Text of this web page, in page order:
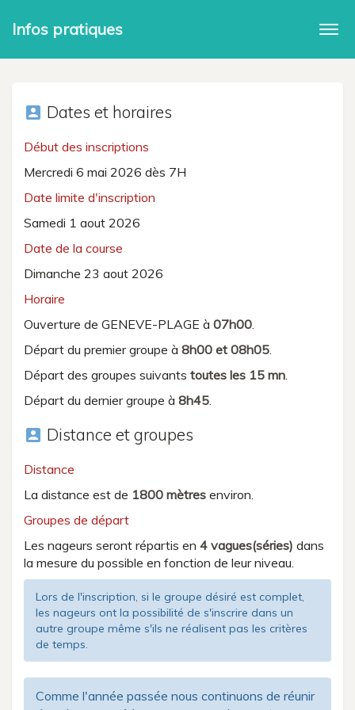
Infos pratiques
account_box Dates et horaires
Début des inscriptions
Mercredi 6 mai 2026 dès 7H
Date limite d'inscription
Samedi 1 aout 2026
Date de la course
Dimanche 23 aout 2026
Horaire
Ouverture de GENEVE-PLAGE à 07h00.
Départ du premier groupe à 8h00 et 08h05.
Départ des groupes suivants toutes les 15 mn.
Départ du dernier groupe à 8h45.
account_box Distance et groupes
Distance
La distance est de 1800 mètres environ.
Groupes de départ
Les nageurs seront répartis en 4 vagues(séries) dans
la mesure du possible en fonction de leur niveau.
Lors de l'inscription, si le groupe désiré est complet,
les nageurs ont la possibilité de s'inscrire dans un
autre groupe même s'ils ne réalisent pas les critères
de temps.
Comme l'année passée nous continuons de réunir